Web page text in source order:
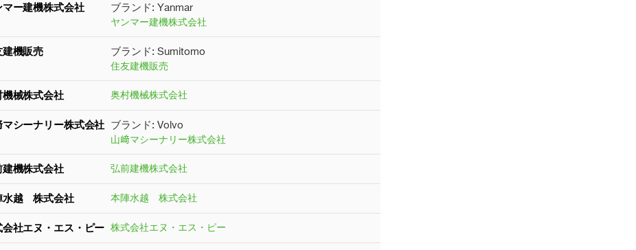
マー建機株式会社 ブランド: Yanmar
ヤンマー建機株式会社
建機販売 ブランド: Sumitomo
住友建機販売
機械株式会社 奥村機械株式会社
マシーナリー株式会社 ブランド: Volvo
山﨑マシーナリー株式会社
建機株式会社 弘前建機株式会社
水越 株式会社 本陣水越 株式会社
会社エヌ・エス・ピー 株式会社エヌ・エス・ピー